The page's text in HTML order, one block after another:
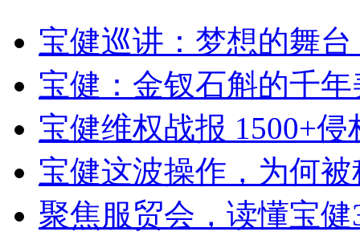
宝健巡讲：梦想的舞
宝健：金钗石斛的千
宝健维权战报 1500+
宝健这波操作，为何
聚焦服贸会，读懂宝健